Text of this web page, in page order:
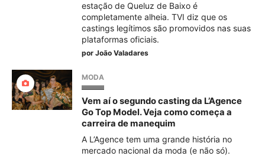
estação de Queluz de Baixo é
completamente alheia. TVI diz que os
castings legítimos são promovidos nas suas
plataformas oficiais.
por João Valadares
MODA
Vem aí o segundo casting da L’Agence
Go Top Model. Veja como começa a
carreira de manequim
A L’Agence tem uma grande história no
mercado nacional da moda (e não só).